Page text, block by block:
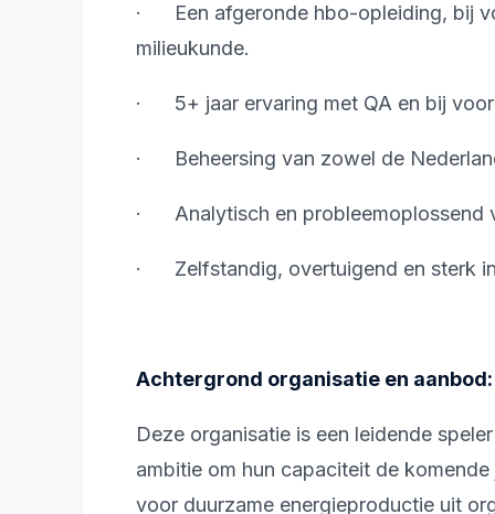
· Een afgeronde hbo-opleiding, bij
milieukunde.
· 5+ jaar ervaring met QA en bij
· Beheersing van zowel de
· Analytisch en probleemoplossend
· Zelfstandig, overtuigend en sterk
Achtergrond organisatie en aanbod:
Deze organisatie is een leidende
ambitie om hun capaciteit de
voor duurzame energieproductie uit